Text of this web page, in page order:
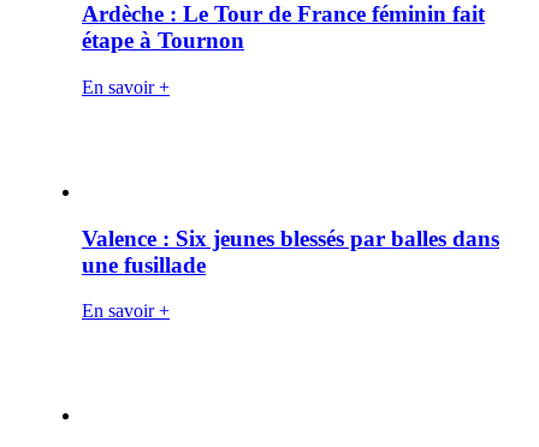
Ardèche : Le Tour de France féminin fait
étape à Tournon
En savoir +
Valence : Six jeunes blessés par balles dans
une fusillade
En savoir +